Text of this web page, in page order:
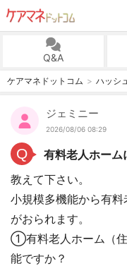
Q&A
ケアマネドットコム ハッシ
ジェミニー
2026/08/06 08:29
Q
有料老人ホーム
教えて下さい。
小規模多機能から有
がおられます。
①有料老人ホーム（住
能ですか？